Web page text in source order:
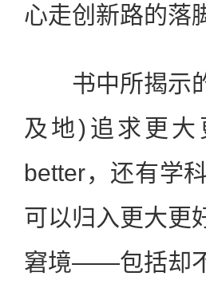
心走创新路的落
书中所揭示的
及地)追求更大
better，还有学
可以归入更大更
窘境——包括却